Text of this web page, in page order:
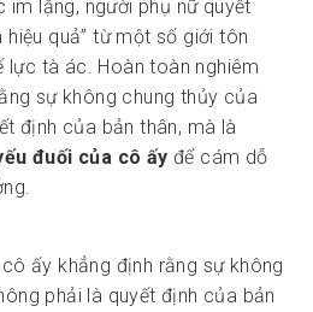
im lặng, người phụ nữ quyết
hiệu quả” từ một số giới tôn
lực tà ác. Hoàn toàn nghiêm
sự không chung thủy của
định của bản thân, mà là
đuối của cô ấy để cám dỗ
ấy khẳng định rằng sự không
phải là quyết định của bản